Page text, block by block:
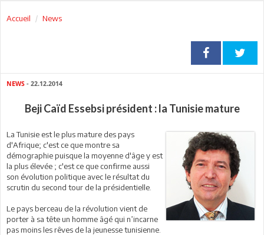
Accueil News
NEWS - 22.12.2014
Beji Caïd Essebsi président : la Tunisie mature
La Tunisie est le plus mature des pays
d'Afrique; c'est ce que montre sa
démographie puisque la moyenne d'âge y est
la plus élevée ; c'est ce que confirme aussi
son évolution politique avec le résultat du
scrutin du second tour de la présidentielle.
Le pays berceau de la révolution vient de
porter à sa tête un homme âgé qui n’incarne
pas moins les rêves de la jeunesse tunisienne.